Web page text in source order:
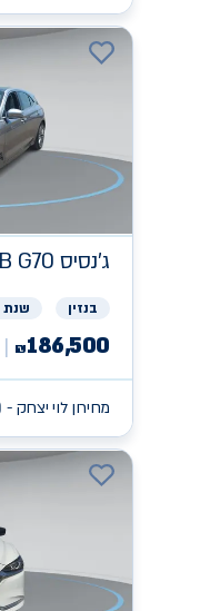
ג'נסיס G70
בנזין שנת 2023
₪186,500
מחירון לוי יצחק -